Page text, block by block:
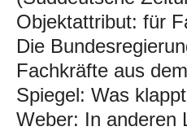
Objektattribut: für
Die
Fachkräfte aus
Spiegel: Was
Weber: In anderen